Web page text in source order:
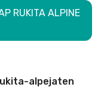
RUKITA ALPINE
alpejaten